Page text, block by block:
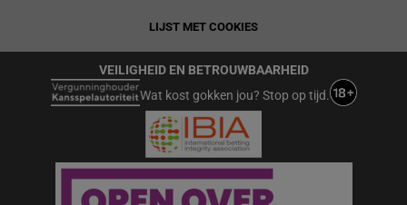
LIJST MET COOKIES
VEILIGHEID EN BETROUWBAARHEID
Wat kost gokken jou? Stop op tijd.